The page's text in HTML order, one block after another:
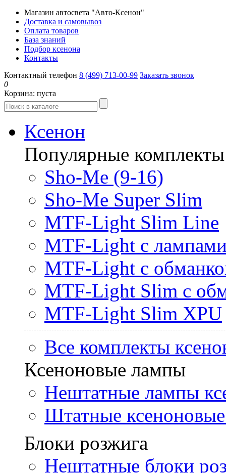
Магазин автосвета "Авто-Ксенон"
Доставка и самовывоз
Оплата товаров
База знаний
Подбор ксенона
Контакты
Контактный телефон 8 (499) 713-00-99 Заказать звонок
0
Корзина: пуста
Ксенон
Популярные комплекты
Sho-Me (9-16)
Sho-Me Super Slim
MTF-Light Slim Line
MTF-Light с
MTF-Light с
MTF-Light Slim с
MTF-Light Slim XPU
Все комплекты
Ксеноновые лампы
Нештатные лампы
Штатные
Блоки розжига
Нештатные блоки